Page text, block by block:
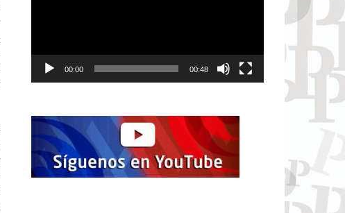
00:00 00:48